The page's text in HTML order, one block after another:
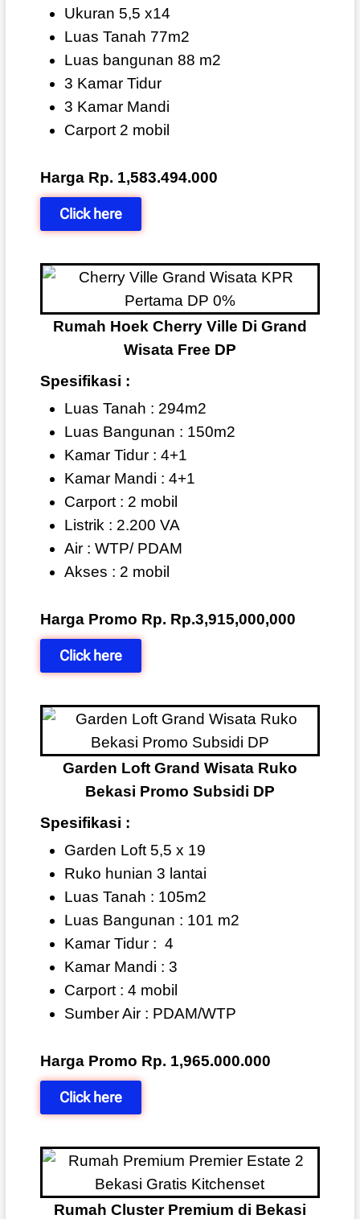
Ukuran 5,5 x14
Luas Tanah 77m2
Luas bangunan 88 m2
3 Kamar Tidur
3 Kamar Mandi
Carport 2 mobil
Harga Rp. 1,583.494.000
Click here
Rumah Hoek Cherry Ville Di Grand
Wisata Free DP
Spesifikasi :
Luas Tanah : 294m2
Luas Bangunan : 150m2
Kamar Tidur : 4+1
Kamar Mandi : 4+1
Carport : 2 mobil
Listrik : 2.200 VA
Air : WTP/ PDAM
Akses : 2 mobil
Harga Promo Rp. Rp.3,915,000,000
Click here
Garden Loft Grand Wisata Ruko
Bekasi Promo Subsidi DP
Spesifikasi :
Garden Loft 5,5 x 19
Ruko hunian 3 lantai
Luas Tanah : 105m2
Luas Bangunan : 101 m2
Kamar Tidur : 4
Kamar Mandi : 3
Carport : 4 mobil
Sumber Air : PDAM/WTP
Harga Promo Rp. 1,965.000.000
Click here
Rumah Cluster Premium di Bekasi